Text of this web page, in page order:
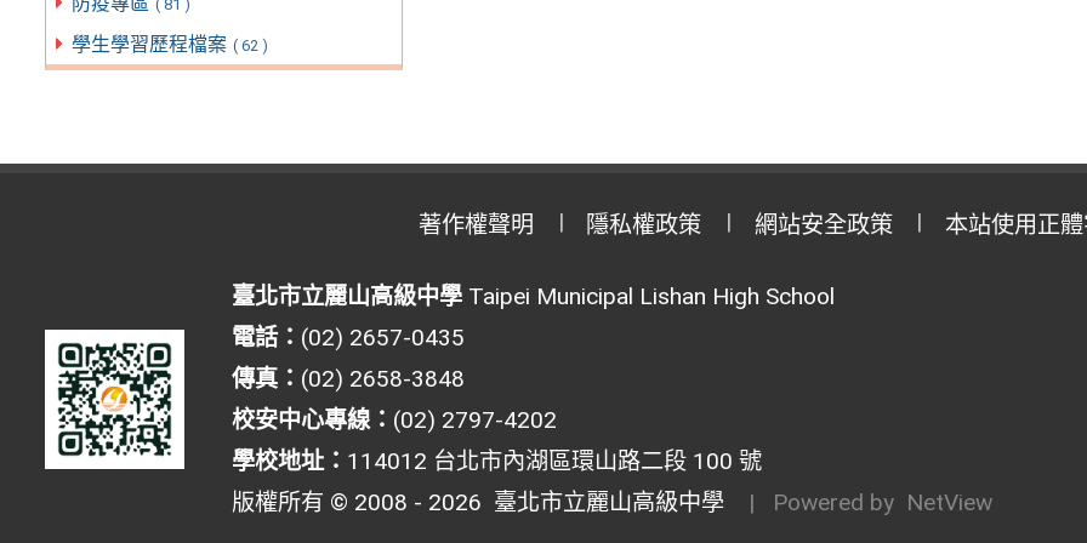
( 81 )
學生學習歷程檔案 ( 62 )
著作權聲明 隱私權政策 網站安全政策 本站使用正
臺北市立麗山高級中學Taipei Municipal Lishan High School
電話： (02) 2657-0435
傳真： (02) 2658-3848
校安中心專線： (02) 2797-4202
學校地址： 114012 台北市內湖區環山路二段 100 號
版權所有 © 2008 - 2026 臺北市立麗山高級中學 | Powered by NetView